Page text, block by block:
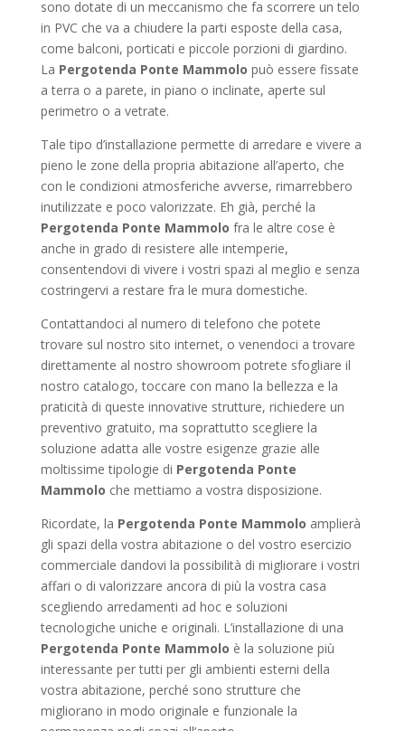
sono dotate di un meccanismo che fa scorrere un telo
in PVC che va a chiudere la parti esposte della casa,
come balconi, porticati e piccole porzioni di giardino.
La Pergotenda Ponte Mammolo può essere fissate
a terra o a parete, in piano o inclinate, aperte sul
perimetro o a vetrate.
Tale tipo d’installazione permette di arredare e vivere a
pieno le zone della propria abitazione all’aperto, che
con le condizioni atmosferiche avverse, rimarrebbero
inutilizzate e poco valorizzate. Eh già, perché la
Pergotenda Ponte Mammolo fra le altre cose è
anche in grado di resistere alle intemperie,
consentendovi di vivere i vostri spazi al meglio e senza
costringervi a restare fra le mura domestiche.
Contattandoci al numero di telefono che potete
trovare sul nostro sito internet, o venendoci a trovare
direttamente al nostro showroom potrete sfogliare il
nostro catalogo, toccare con mano la bellezza e la
praticità di queste innovative strutture, richiedere un
preventivo gratuito, ma soprattutto scegliere la
soluzione adatta alle vostre esigenze grazie alle
moltissime tipologie di Pergotenda Ponte
Mammolo che mettiamo a vostra disposizione.
Ricordate, la Pergotenda Ponte Mammolo amplierà
gli spazi della vostra abitazione o del vostro esercizio
commerciale dandovi la possibilità di migliorare i vostri
affari o di valorizzare ancora di più la vostra casa
scegliendo arredamenti ad hoc e soluzioni
tecnologiche uniche e originali. L’installazione di una
Pergotenda Ponte Mammolo è la soluzione più
interessante per tutti per gli ambienti esterni della
vostra abitazione, perché sono strutture che
migliorano in modo originale e funzionale la